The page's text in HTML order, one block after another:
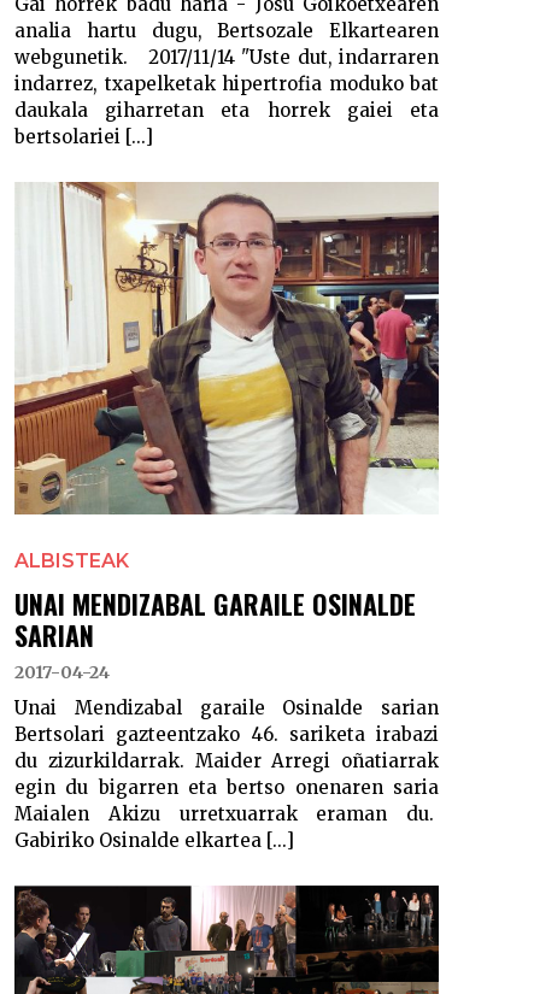
analia hartu dugu, Bertsozale Elkartearen
webgunetik. 2017/11/14 "Uste dut, indarraren
indarrez, txapelketak hipertrofia moduko bat
daukala giharretan eta horrek gaiei eta
bertsolariei [...]
ALBISTEAK
UNAI MENDIZABAL GARAILE OSINALDE
SARIAN
2017-04-24
Unai Mendizabal garaile Osinalde sarian
Bertsolari gazteentzako 46. sariketa irabazi
du zizurkildarrak. Maider Arregi oñatiarrak
egin du bigarren eta bertso onenaren saria
Maialen Akizu urretxuarrak eraman du.
Gabiriko Osinalde elkartea [...]